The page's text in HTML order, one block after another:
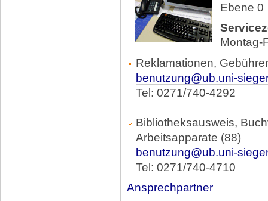
Ebene 0
Montag-
Reklamationen,
benutzung@ub.uni-
Tel: 0271/740-4292
Bibliotheksausweis,
Arbeitsapparate (88)
benutzung@ub.uni-
Tel: 0271/740-4710
Ansprechpartner